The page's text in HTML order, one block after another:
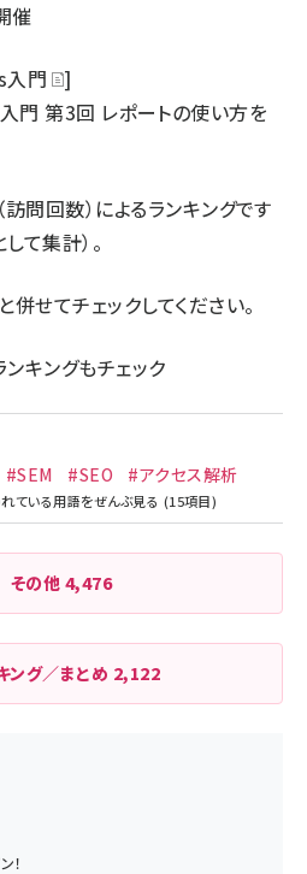
催
門
]
第3回 レポートの使い方を
問回数）によるランキングです
て集計）。
せてチェックしてください。
キングもチェック
#SEM #SEO
#アクセス解析
その他 4,476
ング／まとめ 2,122
！